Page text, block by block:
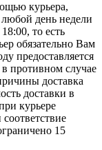
курьера,
день недели
то есть
обязательно Вам
предоставляется
противном случае
доставка
доставки в
курьере
15